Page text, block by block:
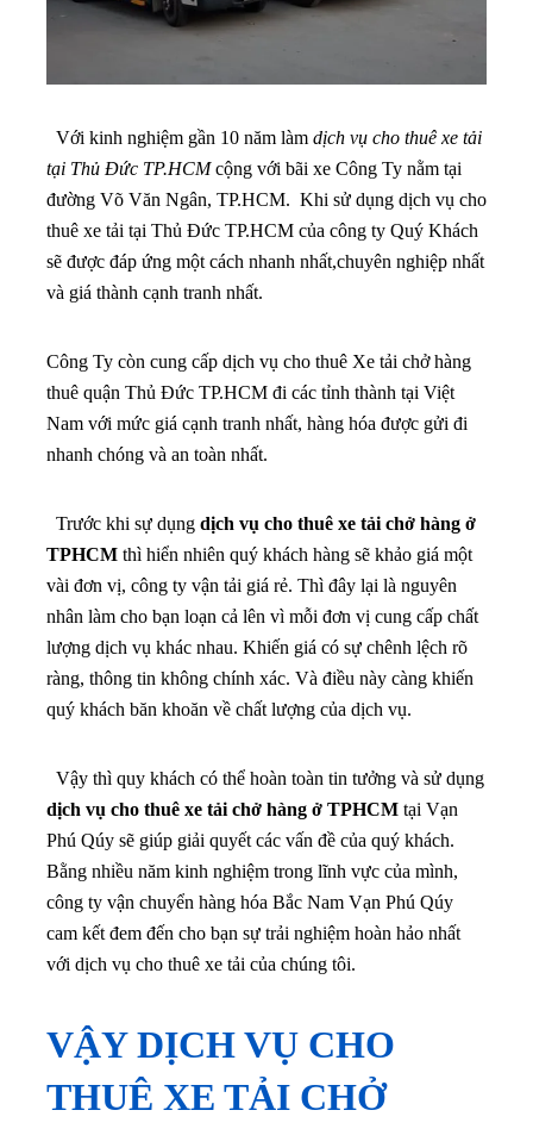
Với kinh nghiệm gần 10 năm làm dịch vụ cho thuê xe tải
tại Thủ Đức TP.HCMcộng với bãi xe Công Ty nằm tại
đường Võ Văn Ngân, TP.HCM. Khi sử dụng dịch vụ cho
thuê xe tải tại Thủ Đức TP.HCM của công ty Quý Khách
sẽ được đáp ứng một cách nhanh nhất,chuyên nghiệp nhất
và giá thành cạnh tranh nhất.
Công Ty còn cung cấp dịch vụ cho thuê Xe tải chở hàng
thuê quận Thủ Đức TP.HCM đi các tỉnh thành tại Việt
Nam với mức giá cạnh tranh nhất, hàng hóa được gửi đi
nhanh chóng và an toàn nhất.
Trước khi sự dụng dịch vụ cho thuê xe tải chở hàng ở
TPHCM thì hiển nhiên quý khách hàng sẽ khảo giá một
vài đơn vị, công ty vận tải giá rẻ. Thì đây lại là nguyên
nhân làm cho bạn loạn cả lên vì mỗi đơn vị cung cấp chất
lượng dịch vụ khác nhau. Khiến giá có sự chênh lệch rõ
ràng, thông tin không chính xác. Và điều này càng khiến
quý khách băn khoăn về chất lượng của dịch vụ.
Vậy thì quy khách có thể hoàn toàn tin tưởng và sử dụng
dịch vụ cho thuê xe tải chở hàng ở TPHCM tại Vạn
Phú Qúy sẽ giúp giải quyết các vấn đề của quý khách.
Bằng nhiều năm kinh nghiệm trong lĩnh vực của mình,
công ty vận chuyển hàng hóa Bắc Nam Vạn Phú Qúy
cam kết đem đến cho bạn sự trải nghiệm hoàn hảo nhất
với dịch vụ cho thuê xe tải của chúng tôi.
VẬY DỊCH VỤ CHO
THUÊ XE TẢI CHỞ